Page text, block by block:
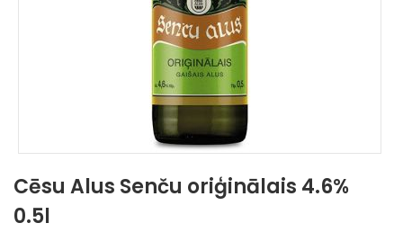
Cēsu Alus Senču oriģinālais 4.6%
0.5l